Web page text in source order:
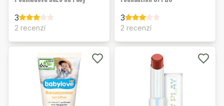
3
2 recenzí
3
2 recenzí